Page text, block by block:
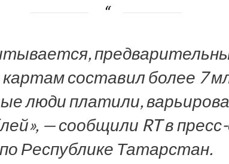
картам составил более 7
люди платили,
— сообщили RT в
по Республике Татарстан.